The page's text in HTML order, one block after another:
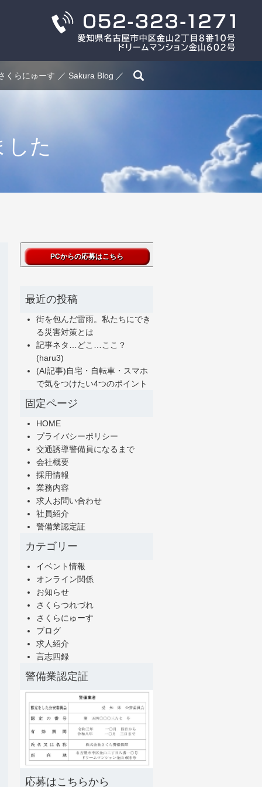
くらにゅーす Sakura Blog
した
最近の投稿
街を包んだ雷雨。私たちにでき
る災害対策とは
記事ネタ…どこ…ここ？
(haru3)
(AI記事)自宅・自転車・スマホ
で気をつけたい4つのポイント
固定ページ
HOME
プライバシーポリシー
交通誘導警備員になるまで
会社概要
採用情報
業務内容
求人お問い合わせ
社員紹介
警備業認定証
カテゴリー
イベント情報
オンライン関係
お知らせ
さくらつれづれ
さくらにゅーす
ブログ
求人紹介
言志四録
警備業認定証
応募はこちらから